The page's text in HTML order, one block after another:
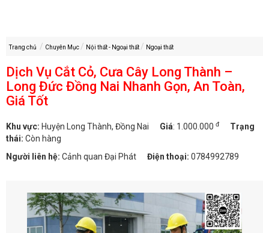
Trang chủ Chuyên Mục Nội thất - Ngoại thất Ngoại thất
Dịch Vụ Cắt Cỏ, Cưa Cây Long Thành –
Long Đức Đồng Nai Nhanh Gọn, An Toàn,
Giá Tốt
Khu vực: Huyện Long Thành, Đồng Nai Giá: 1.000.000 đ
Trạng
thái: Còn hàng
Người liên hệ: Cảnh quan Đại Phát Điện thoại: 0784992789